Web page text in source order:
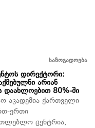
საზოგადოება
დირექტორი:
არიან
80%-ში
აკადემია ქართველი
ერთი
ცენტრია,